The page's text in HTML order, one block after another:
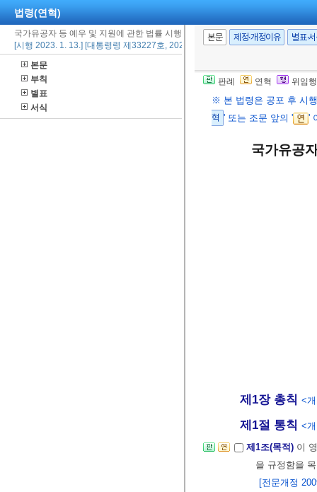
법령(연혁)
국가유공자 등 예우 및 지원에 관한 법률 시행령
[시행 2023. 1. 13.] [대통령령 제33227호, 2023. 1. 13., 일부개정]
본문
부칙
별표
서식
본문 제정·개정이유 별표·
판례 연혁 위임
※ 본 법령은 공포 후 시
혁 ' 또는 조문 앞의 ' '
국가유공
제1장 총칙 <
제1절 통칙 <
제1조(목적) 이
을 규정함을
[전문개정